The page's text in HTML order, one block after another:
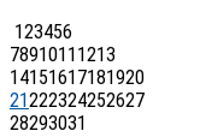
123456
7891011 1213
14151617181920
21222324252627
28293031